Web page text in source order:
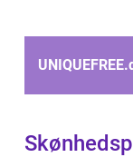
UNIQUEFREE.